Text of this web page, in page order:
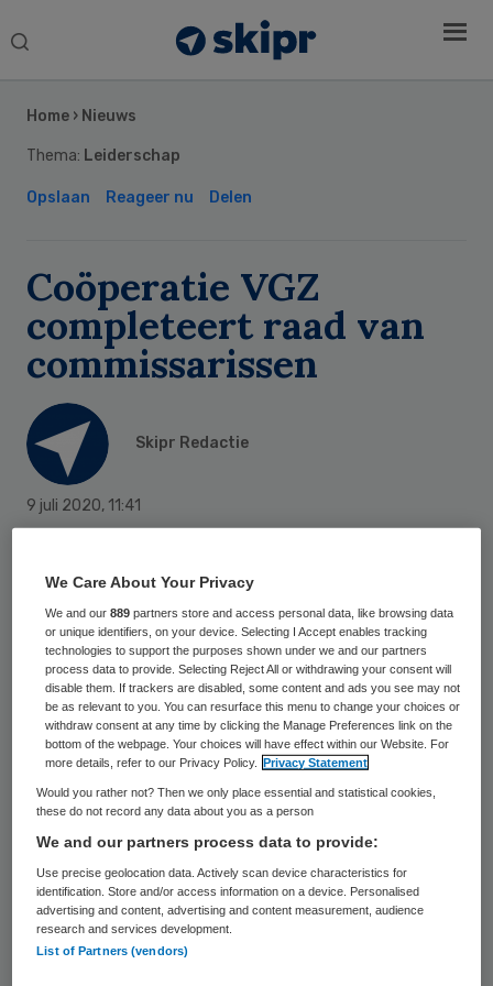
Search
Home › Nieuws
Thema: Leiderschap
Opslaan Reageer nu Delen
Coöperatie VGZ
completeert raad van
commissarissen
Skipr Redactie
9 juli 2020, 11:41
De ledenraad van Coöperatie VGZ heeft
Ron Icke benoemd tot lid van de raad van
commissarissen (RvC). Hij neemt binnen de
zeshoofdige rvc daarmee de plaats in die is
vrijgekomen na hetvertrek van Ingrid
Thijssen.
Registeraccountant Icke(63) is een
ervaren bestuurder en toezichthouder. Hij
werkte onder meer als CFO en CEO van USG
Sidebar
We Care About Your Privacy
We and our889 partners store and access personal data, like browsing data
or unique identifiers, on your device. Selecting I Accept enables tracking
technologies to support the purposes shown under we and our partners
process data to provide. Selecting Reject All or withdrawing your consent will
disable them. If trackers are disabled, some content and ads you see may not
be as relevant to you. You can resurface this menu to change your choices or
withdraw consent at any time by clicking the Manage Preferences link on the
bottom of the webpage. Your choices will have effect within our Website. For
more details, refer to our Privacy Policy.
Privacy Statement
Would you rather not? Then we only place essential and statistical cookies,
these do not record any data about you as a person
We and our partners process data to provide:
Use precise geolocation data. Actively scan device characteristics for
identification. Store and/or access information on a device. Personalised
advertising and content, advertising and content measurement, audience
research and services development.
List of Partners (vendors)